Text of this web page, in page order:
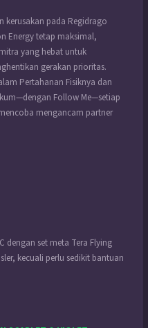
kerusakan pada Regidrago
Energy tetap maksimal,
yang hebat untuk
gerakan prioritas.
Pertahanan Fisiknya dan
Follow Me—setiap
mengancam partner
dengan set meta Tera Flying
kecuali perlu sedikit bantuan